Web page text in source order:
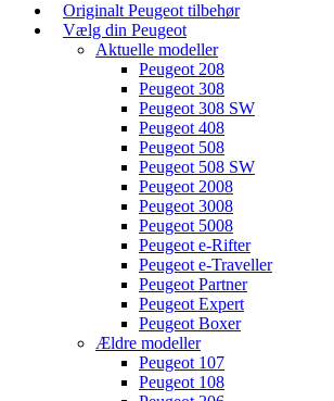
Originalt Peugeot tilbehør
Vælg din Peugeot
Aktuelle modeller
Peugeot 208
Peugeot 308
Peugeot 308 SW
Peugeot 408
Peugeot 508
Peugeot 508 SW
Peugeot 2008
Peugeot 3008
Peugeot 5008
Peugeot e-Rifter
Peugeot e-Traveller
Peugeot Partner
Peugeot Expert
Peugeot Boxer
Ældre modeller
Peugeot 107
Peugeot 108